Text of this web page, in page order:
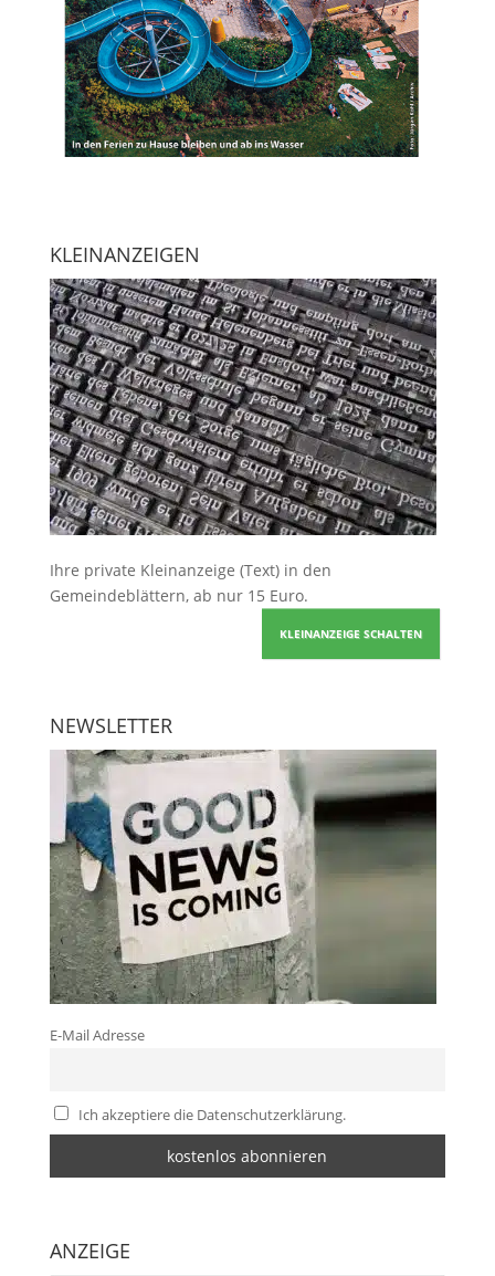
KLEINANZEIGEN
Ihre private Kleinanzeige (Text) in den
Gemeindeblättern, ab nur 15 Euro.
KLEINANZEIGE SCHALTEN
NEWSLETTER
E-Mail Adresse
Ich akzeptiere die Datenschutzerklärung.
ANZEIGE